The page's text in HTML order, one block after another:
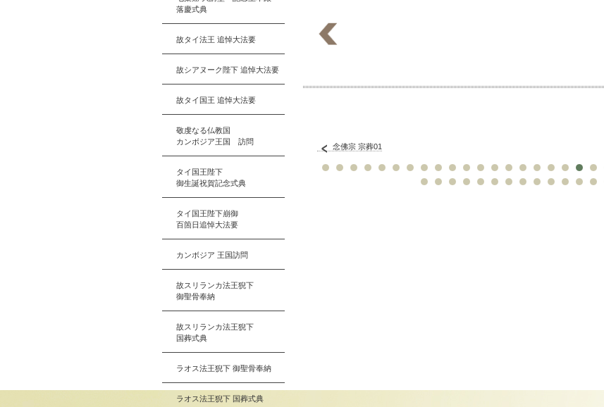
念佛宗 宗葬01
落慶式典
故タイ法王 追悼大法要
故シアヌーク陛下 追悼大法要
故タイ国王 追悼大法要
敬虔なる仏教国
カンボジア王国 訪問
タイ国王陛下
御生誕祝賀記念式典
タイ国王陛下崩御
百箇日追悼大法要
カンボジア 王国訪問
故スリランカ法王猊下
御聖骨奉納
故スリランカ法王猊下
国葬式典
ラオス法王猊下 御聖骨奉納
ラオス法王猊下 国葬式典